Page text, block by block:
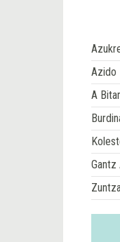
Azido
A
Gantz